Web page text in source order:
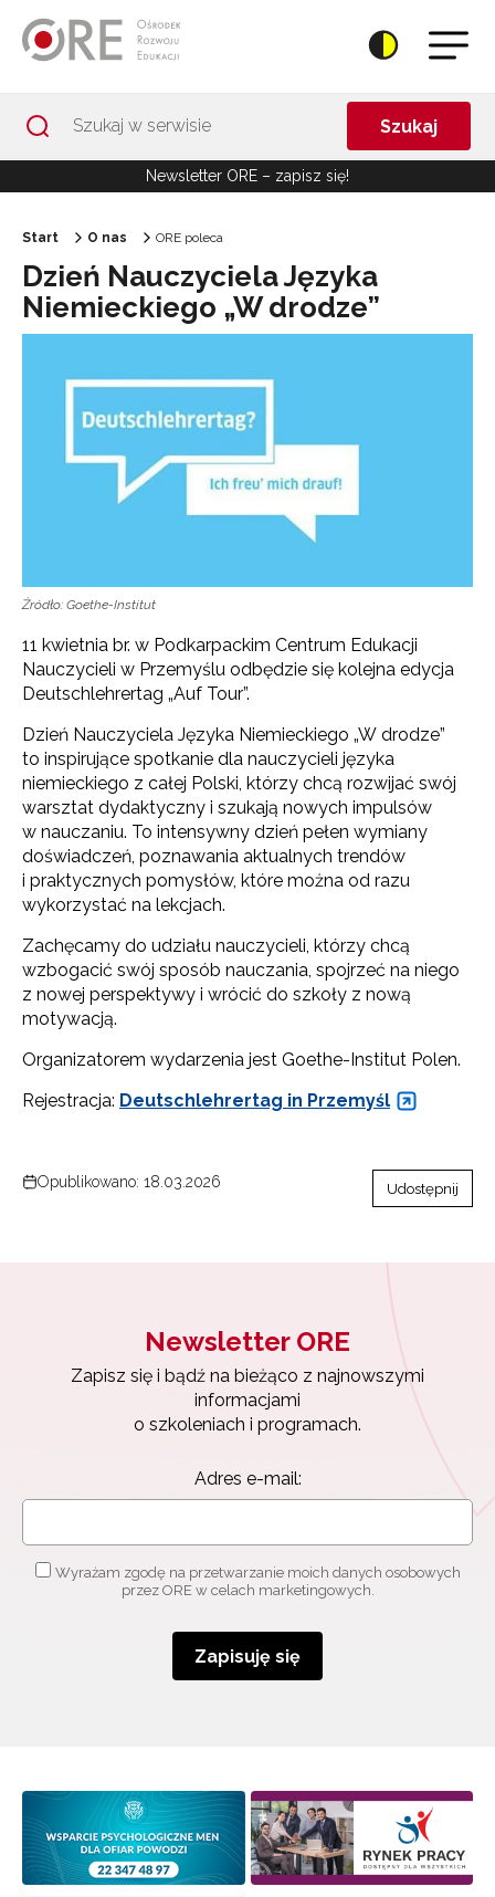
Szukaj
Newsletter ORE – zapisz się!
Start O nas ORE poleca
Dzień Nauczyciela Języka
Niemieckiego „W drodze”
Źródło: Goethe-Institut
11 kwietnia br. w Podkarpackim Centrum Edukacji
Nauczycieli w Przemyślu odbędzie się kolejna edycja
Deutschlehrertag „Auf Tour”.
Dzień Nauczyciela Języka Niemieckiego „W drodze”
to inspirujące spotkanie dla nauczycieli języka
niemieckiego z całej Polski, którzy chcą rozwijać swój
warsztat dydaktyczny i szukają nowych impulsów
w nauczaniu. To intensywny dzień pełen wymiany
doświadczeń, poznawania aktualnych trendów
i praktycznych pomysłów, które można od razu
wykorzystać na lekcjach.
Zachęcamy do udziału nauczycieli, którzy chcą
wzbogacić swój sposób nauczania, spojrzeć na niego
z nowej perspektywy i wrócić do szkoły z nową
motywacją.
Organizatorem wydarzenia jest Goethe-Institut Polen.
Rejestracja: Deutschlehrertag in Przemyśl
Opublikowano: 18.03.2026 Udostępnij
Newsletter ORE
Zapisz się i bądź na bieżąco z najnowszymi
informacjami
o szkoleniach i programach.
Adres e-mail:
Wyrażam zgodę na przetwarzanie moich danych osobowych
przez ORE w celach marketingowych.
Zapisuję się
Newsletter ORE
Wyrażam zgodę na przetwarzanie moich danych
osobowych przez ORE w celach marketingowych.